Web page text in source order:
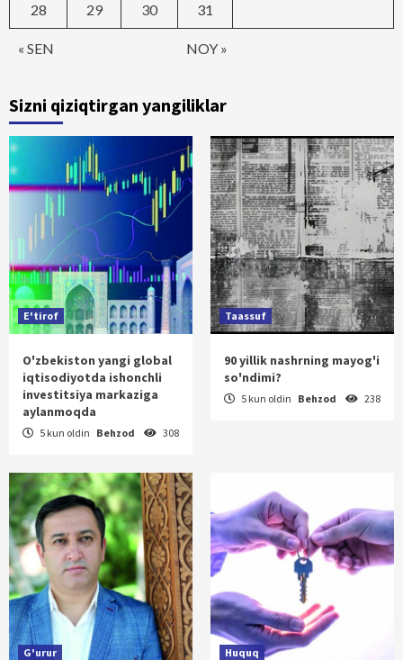
« SEN NOY »
28 29 30 31
Sizni qiziqtirgan yangiliklar
E'tirof
O'zbekiston yangi global
iqtisodiyotda ishonchli
investitsiya markaziga
aylanmoqda
5 kun oldin Behzod 308
Taassuf
90 yillik nashrning mayog'i
so'ndimi?
5 kun oldin Behzod 238
G'urur Huquq